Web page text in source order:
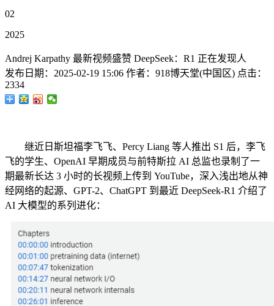
02
2025
Andrej Karpathy 最新视频盛赞 DeepSeek：R1 正在发现人
发布日期： 2025-02-19 15:06 作者： 918博天堂(中国区) 点击：
2334
继近日斯坦福李飞飞、Percy Liang 等人推出 S1 后，李飞
飞的学生、OpenAI 早期成员与前特斯拉 AI 总监也录制了一
期最新长达 3 小时的长视频上传到 YouTube，深入浅出地从神
经网络的起源、GPT-2、ChatGPT 到最近 DeepSeek-R1 介绍了
AI 大模型的系列进化：